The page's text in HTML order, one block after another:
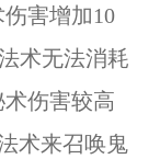
害增加10
术无法消耗
伤害较高
术来召唤鬼